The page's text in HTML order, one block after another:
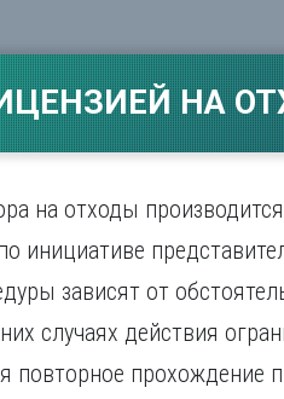
Челны
НА
на отходы
инициативе
зависят от
случаях действия
повторное прохождение